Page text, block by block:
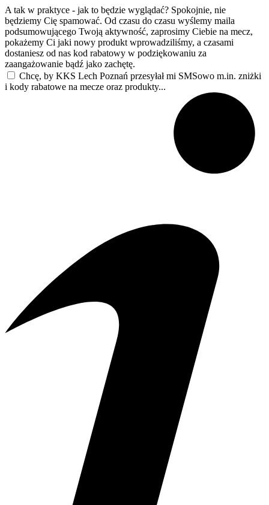
A tak w praktyce - jak to będzie wyglądać? Spokojnie, nie
będziemy Cię spamować. Od czasu do czasu wyślemy maila
podsumowującego Twoją aktywność, zaprosimy Ciebie na mecz,
pokażemy Ci jaki nowy produkt wprowadziliśmy, a czasami
dostaniesz od nas kod rabatowy w podziękowaniu za
zaangażowanie bądź jako zachętę.
Chcę, by KKS Lech Poznań przesyłał mi SMSowo m.in. zniżki
i kody rabatowe na mecze oraz produkty...